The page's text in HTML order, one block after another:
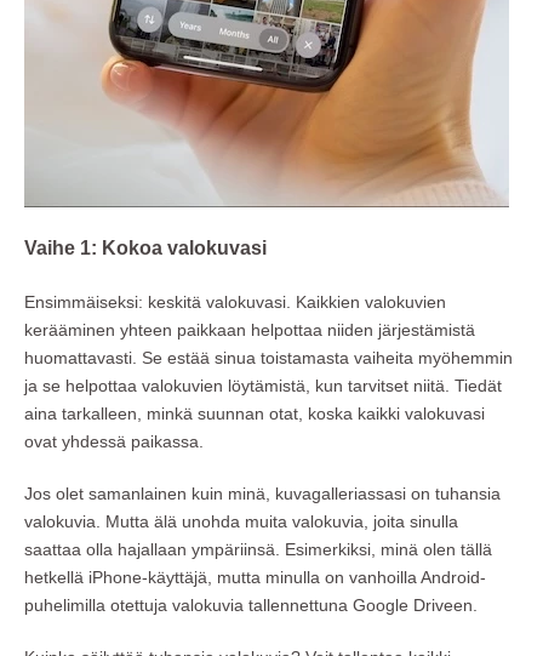
Vaihe 1: Kokoa valokuvasi
Ensimmäiseksi: keskitä valokuvasi. Kaikkien valokuvien
kerääminen yhteen paikkaan helpottaa niiden järjestämistä
huomattavasti. Se estää sinua toistamasta vaiheita myöhemmin
ja se helpottaa valokuvien löytämistä, kun tarvitset niitä. Tiedät
aina tarkalleen, minkä suunnan otat, koska kaikki valokuvasi
ovat yhdessä paikassa.
Jos olet samanlainen kuin minä, kuvagalleriassasi on tuhansia
valokuvia. Mutta älä unohda muita valokuvia, joita sinulla
saattaa olla hajallaan ympäriinsä. Esimerkiksi, minä olen tällä
hetkellä iPhone-käyttäjä, mutta minulla on vanhoilla Android-
puhelimilla otettuja valokuvia tallennettuna Google Driveen.